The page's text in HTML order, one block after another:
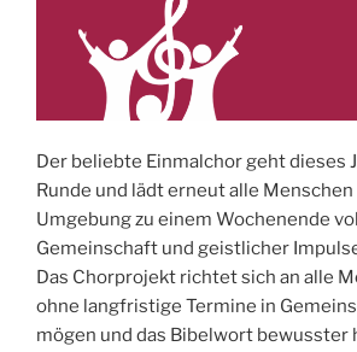
Der beliebte Einmalchor geht dieses
Runde und lädt erneut alle
Umgebung zu einem Wochenende
Gemeinschaft und geistlicher
Das Chorprojekt richtet sich an alle
ohne langfristige Termine in
mögen und das Bibelwort bewusster